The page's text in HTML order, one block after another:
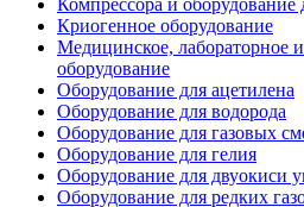
Компрессора и оборудование
Криогенное оборудование
Медицинское, лабораторное
оборудование
Оборудование для ацетилена
Оборудование для водорода
Оборудование для газовых
Оборудование для гелия
Оборудование для двуокиси
Оборудование для редких